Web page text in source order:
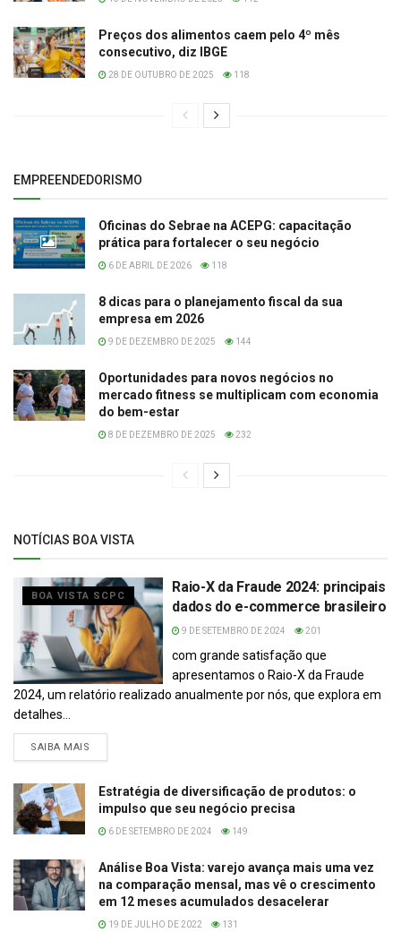
Preços dos alimentos caem pelo 4º mês
consecutivo, diz IBGE
28 DE OUTUBRO DE 2025 118
EMPREENDEDORISMO
Oficinas do Sebrae na ACEPG: capacitação
prática para fortalecer o seu negócio
6 DE ABRIL DE 2026 118
8 dicas para o planejamento fiscal da sua
empresa em 2026
9 DE DEZEMBRO DE 2025 144
Oportunidades para novos negócios no
mercado fitness se multiplicam com economia
do bem-estar
8 DE DEZEMBRO DE 2025 232
NOTÍCIAS BOA VISTA
BOA VISTA SCPC
Raio-X da Fraude 2024: principais
dados do e-commerce brasileiro
9 DE SETEMBRO DE 2024 201
com grande satisfação que
apresentamos o Raio-X da Fraude
2024, um relatório realizado anualmente por nós, que explora em
detalhes...
SAIBA MAIS
Estratégia de diversificação de produtos: o
impulso que seu negócio precisa
6 DE SETEMBRO DE 2024 149
Análise Boa Vista: varejo avança mais uma vez
na comparação mensal, mas vê o crescimento
em 12 meses acumulados desacelerar
19 DE JULHO DE 2022 131